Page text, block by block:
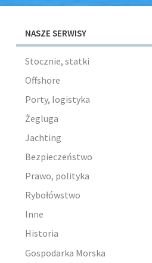
NASZE SERWISY
Stocznie, statki
Offshore
Porty, logistyka
Żegluga
Jachting
Bezpieczeństwo
Prawo, polityka
Rybołówstwo
Inne
Historia
Gospodarka Morska